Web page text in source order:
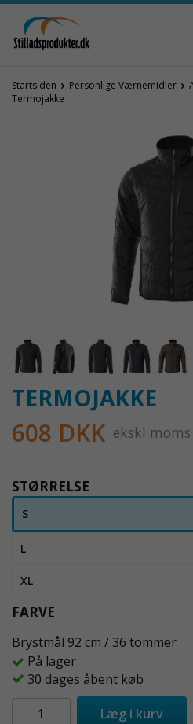
Startsiden Personlige Værnemidler
Termojakke
TERMOJAKKE
608 DKK ekskl moms
STØRRELSE
S
L
XL
FARVE
Brystmål 92 cm / 36 tommer
På lager
30 dages åbent køb
Læg i kurv